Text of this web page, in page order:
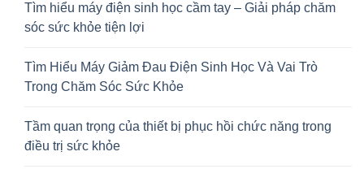
Tìm hiểu máy điện sinh học cầm tay – Giải pháp chăm
sóc sức khỏe tiện lợi
Tìm Hiểu Máy Giảm Đau Điện Sinh Học Và Vai Trò
Trong Chăm Sóc Sức Khỏe
Tầm quan trọng của thiết bị phục hồi chức năng trong
điều trị sức khỏe